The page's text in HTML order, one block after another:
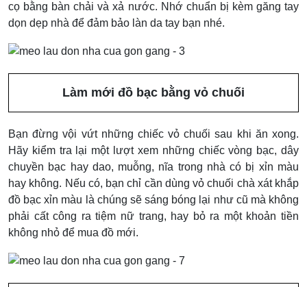
cọ bằng bàn chải và xả nước. Nhớ chuẩn bị kèm găng tay
dọn dẹp nhà để đảm bảo làn da tay bạn nhé.
Làm mới đồ bạc bằng vỏ chuối
Bạn đừng vội vứt những chiếc vỏ chuối sau khi ăn xong.
Hãy kiểm tra lại một lượt xem những chiếc vòng bạc, dây
chuyền bạc hay dao, muỗng, nĩa trong nhà có bị xỉn màu
hay không. Nếu có, bạn chỉ cần dùng vỏ chuối chà xát khắp
đồ bạc xỉn màu là chúng sẽ sáng bóng lại như cũ mà không
phải cất công ra tiệm nữ trang, hay bỏ ra một khoản tiền
không nhỏ để mua đồ mới.